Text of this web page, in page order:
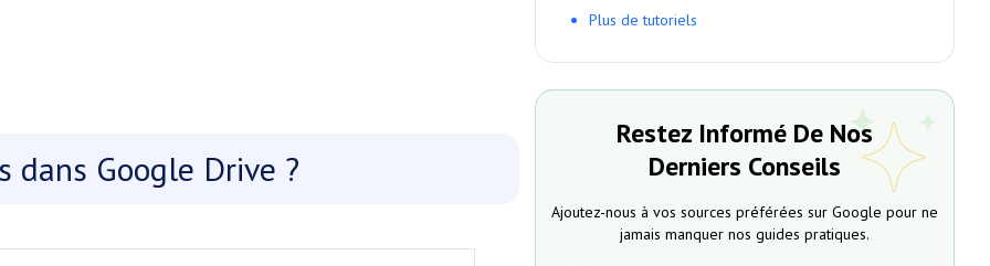
dans Google Drive ?
Plus de tutoriels
Restez Informé De Nos
Derniers Conseils
Ajoutez-nous à vos sources préférées sur Google pour ne
jamais manquer nos guides pratiques.